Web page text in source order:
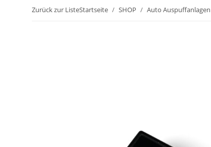
Zurück zur ListeStartseite SHOP Auto Auspuffanlagen